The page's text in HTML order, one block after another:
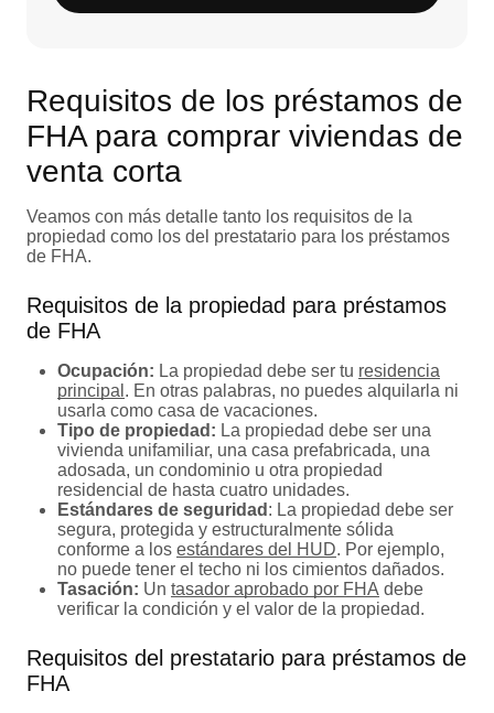
Requisitos de los préstamos de
FHA para comprar viviendas de
venta corta
Veamos con más detalle tanto los requisitos de la
propiedad como los del prestatario para los préstamos
de FHA.
Requisitos de la propiedad para préstamos
de FHA
Ocupación: La propiedad debe ser tu residencia
principal . En otras palabras, no puedes alquilarla ni
usarla como casa de vacaciones.
Tipo de propiedad: La propiedad debe ser una
vivienda unifamiliar, una casa prefabricada, una
adosada, un condominio u otra propiedad
residencial de hasta cuatro unidades.
Estándares de seguridad : La propiedad debe ser
segura, protegida y estructuralmente sólida
conforme a los estándares del HUD. Por ejemplo,
no puede tener el techo ni los cimientos dañados.
Tasación: Un tasador aprobado por FHA debe
verificar la condición y el valor de la propiedad.
Requisitos del prestatario para préstamos de
FHA